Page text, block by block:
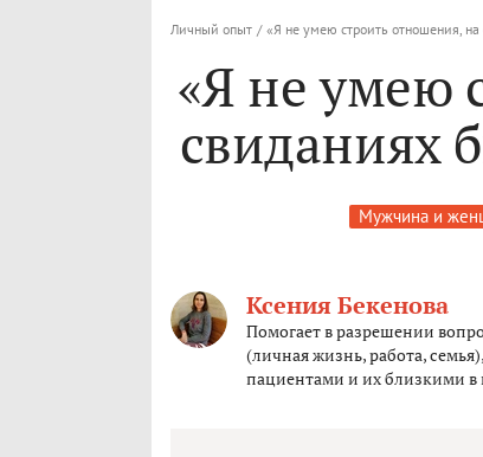
Личный опыт / «Я не умею строить отношения,
«Я не умею
свиданиях
Мужчина и
Ксения Бекенова
Помогает в разрешении
(личная жизнь, работа,
пациентами и их близкими в